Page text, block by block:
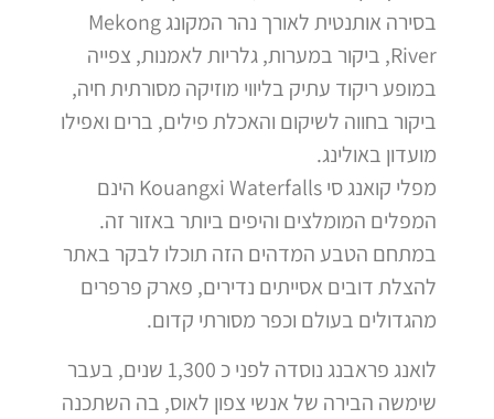
בסירה אותנטית לאורך נהר המקונג Mekong
River, ביקור במערות, גלריות לאמנות, צפייה
במופע ריקוד עתיק בליווי מוזיקה מסורתית חיה,
ביקור בחווה לשיקום והאכלת פילים, ברים ואפילו
מועדון באולינג.
מפלי קואנג סי Kouangxi Waterfalls הינם
המפלים המומלצים והיפים ביותר באזור זה.
במתחם הטבע המדהים הזה תוכלו לבקר באתר
להצלת דובים אסייתים נדירים, פארק פרפרים
מהגדולים בעולם וכפר מסורתי קדום.
לואנג פראבנג נוסדה לפני כ 1,300 שנים, בעבר
שימשה הבירה של אנשי צפון לאוס, בה השתכנה